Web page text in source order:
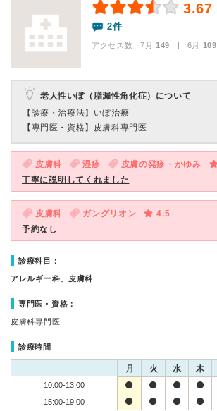
3.67
2件
アクセス数 7月:149 | 6月:109
老人性いぼ（脂漏性角化症）について
【診療・治療法】 いぼ治療
【専門医・資格】 皮膚科専門医
皮膚科 湿疹 皮膚の発疹・かゆみ
丁寧に説明してくれました
皮膚科 ガングリオン
4.5
予約なし
診療科目：
アレルギー科、皮膚科
専門医・資格：
皮膚科専門医
診療時間
月 火 水 木
10:00-13:00
15:00-19:00